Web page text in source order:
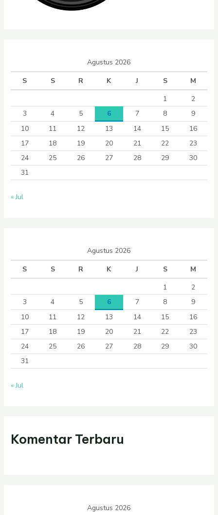
Agustus 2026
S
S R K J S
M
1
2
3
4 5 6 7 8
9
10
11 12 13 14 15
16
17
18 19 20 21 22
23
24
25 26 27 28 29
30
31
« Jul
Agustus 2026
S
S R K J S
M
1
2
3
4 5 6 7 8
9
10
11 12 13 14 15
16
17
18 19 20 21 22
23
24
25 26 27 28 29
30
31
« Jul
Komentar Terbaru
Agustus 2026